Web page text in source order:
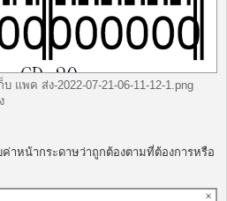
แพค ส่ง-2022-07-21-06-11-12-1.png
าหน้ากระดาษว่าถูกต้องตามที่ต้องการหรือ